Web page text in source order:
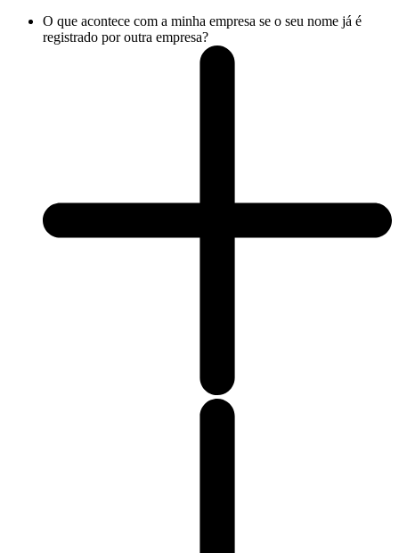
O que acontece com a minha empresa se o seu nome já é
registrado por outra empresa?